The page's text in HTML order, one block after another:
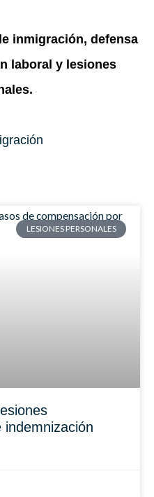
inmigración, defensa
laboral y lesiones
LESIONES PERSONALES